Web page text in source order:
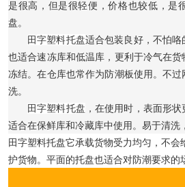
是很高，但是很轻便，价格也较低，是
盘。
田字塑料托盘适合包装良好，不怕咯
也适合速冻库和低温库，更利于冷气在
冻结。在仓库也常作为防潮板使用。不
洗。
田字塑料托盘 ，在使用时，表面形
适合在保鲜库和冷藏库中使用。易于清洗
田 字塑料托盘它承载货物受力均匀，不会
护货物。平面的托盘也适合对防潮要求的